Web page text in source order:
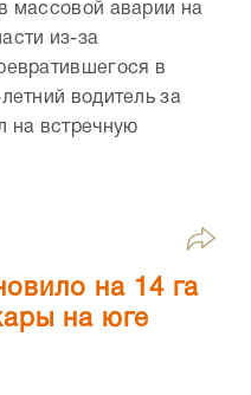
массовой аварии на
из-за
в
водитель за
на встречную
на 14 га
на юге